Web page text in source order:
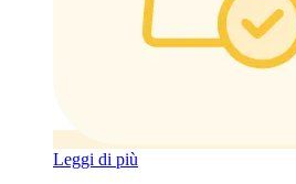
Leggi di più